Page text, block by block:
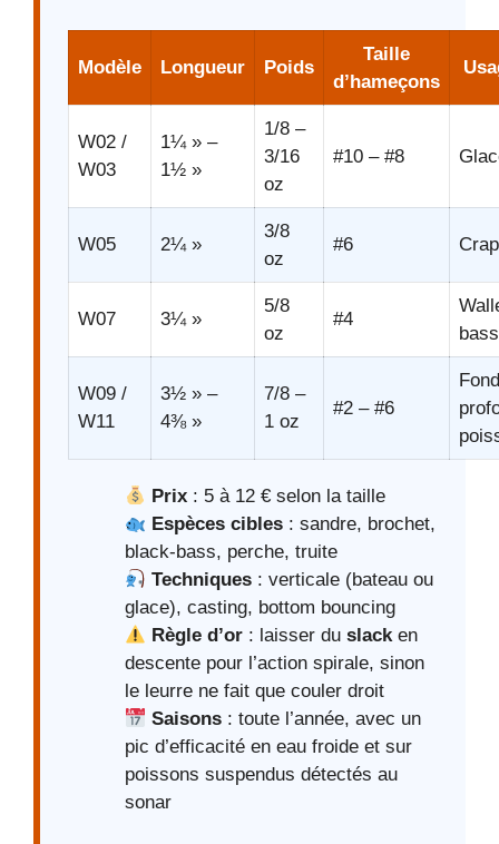
Modèle Longueur Poids
Taille
d’hameçons
W02 /
W03
1¼ » –
1½ »
1/8 –
3/16
oz
#10 – #8
W05 2¼ »
3/8
oz
#6
W07 3¼ »
5/8
oz
#4
bass
W09 /
W11
3½ » –
4⅜ »
7/8 –
1 oz
#2 – #6
Prix : 5 à 12 € selon la taille
Espèces cibles : sandre, brochet,
black-bass, perche, truite
Techniques : verticale (bateau ou
glace), casting, bottom bouncing
Règle d’or : laisser duslacken
descente pour l’action spirale, sinon
le leurre ne fait que couler droit
Saisons : toute l’année, avec un
pic d’efficacité en eau froide et sur
poissons suspendus détectés au
sonar